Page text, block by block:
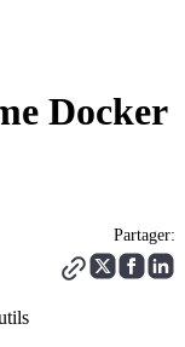
Docker
Partager: